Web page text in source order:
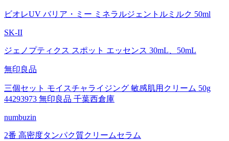
ビオレUV バリア・ミー ミネラルジェントルミルク 50ml
SK-II
ジェノプティクス スポット エッセンス 30mL、50mL
無印良品
三個セット モイスチャライジング 敏感肌用クリーム 50g
44293973 無印良品 千葉西倉庫
numbuzin
2番 高密度タンパク質クリームセラム